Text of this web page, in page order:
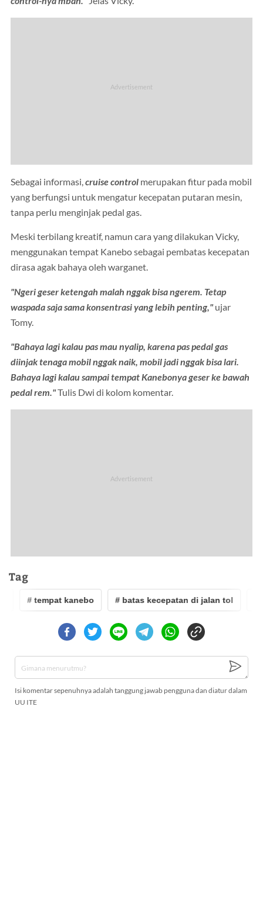
Sebagai informasi, cruise control merupakan fitur pada mobil
yang berfungsi untuk mengatur kecepatan putaran mesin,
tanpa perlu menginjak pedal gas.
Meski terbilang kreatif, namun cara yang dilakukan Vicky,
menggunakan tempat Kanebo sebagai pembatas kecepatan
dirasa agak bahaya oleh warganet.
"Ngeri geser ketengah malah nggak bisa ngerem. Tetap
waspada saja sama konsentrasi yang lebih penting,"ujar
Tomy.
"Bahaya lagi kalau pas mau nyalip, karena pas pedal gas
diinjak tenaga mobil nggak naik, mobil jadi nggak bisa lari.
Bahaya lagi kalau sampai tempat Kanebonya geser ke bawah
pedal rem."Tulis Dwi di kolom komentar.
Tag
# tempat kanebo # batas kecepatan di jalan tol
Isi komentar sepenuhnya adalah tanggung jawab pengguna dan diatur dalam
UU ITE